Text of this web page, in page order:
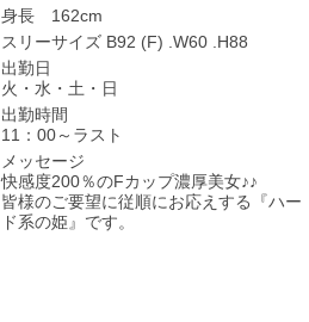
身長 162cm
スリーサイズ B92 (F) .W60 .H88
出勤日
火・水・土・日
出勤時間
11：00～ラスト
メッセージ
快感度200％のFカップ濃厚美女♪♪
皆様のご要望に従順にお応えする『ハー
ド系の姫』です。